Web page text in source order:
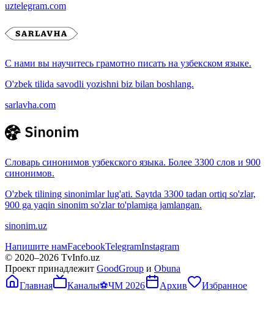
uztelegram.com
С нами вы научитесь грамотно писать на узбекском языке.
O'zbek tilida savodli yozishni biz bilan boshlang.
sarlavha.com
Словарь синонимов узбекского языка. Более 3300 слов и 900
синонимов.
O'zbek tilining sinonimlar lug'ati. Saytda 3300 tadan ortiq so'zlar,
900 ga yaqin sinonim so'zlar to'plamiga jamlangan.
sinonim.uz
Напишите намFacebookTelegramInstagram
© 2020–2026 TvInfo.uz
Проект принадлежит GoodGroup и Obuna
Главная
Каналы⚽ЧМ 2026 Архив Избранное